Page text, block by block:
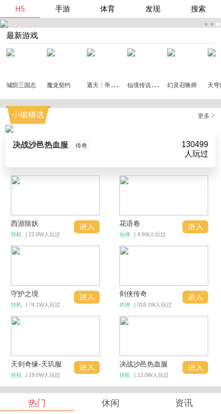
H5 手游 体育 发现 搜索
最新游戏
城防三国志 魔龙契约 遮
天：帝路争锋 仙
境传说：破晓 幻灵召唤师 天穹
更多
决战沙邑热血服 传奇
130499
人玩过
西游除妖
挂机 | 21.0W人玩过
花语卷
仙侠 | 4.6W人玩过
守护之境
挂机 | 74.1W人玩过
剑侠传奇
武侠 | 318.1W人玩过
天剑奇缘-天玑服
挂机 | 19.0W人玩过
决战沙邑热血服
挂机 | 13.0W人玩过
热门 休闲 资讯